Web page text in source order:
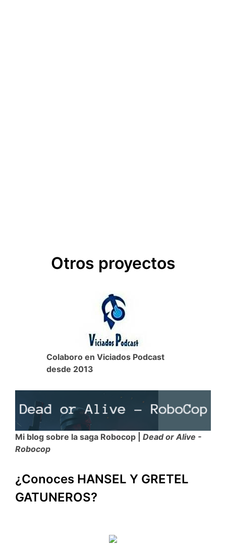
Otros proyectos
Colaboro en Viciados Podcast
desde 2013
Mi blog sobre la saga Robocop | Dead or Alive -
Robocop
¿Conoces HANSEL Y GRETEL
GATUNEROS?